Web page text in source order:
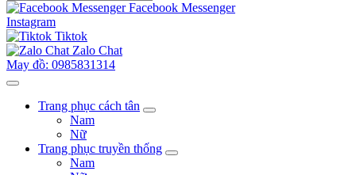
Facebook Messenger
Instagram
Tiktok
Zalo Chat
May đồ: 0985831314
Trang phục cách tân
Nam
Nữ
Trang phục truyền thống
Nam